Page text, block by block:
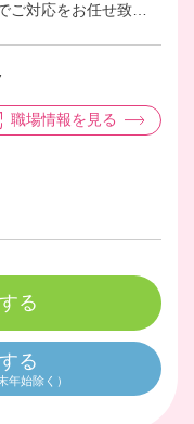
ご対応をお任せ致し
いますが医療的ケア
ビス提供も慣れてい
連携もしやすく、
働き安い職場です。
、2025年度は薬局と
ただくことができる
の求人へのご応募を
す。
職場情報を見る
る
る
年始除く）